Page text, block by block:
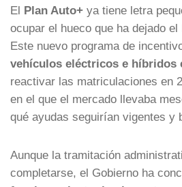
El Plan Auto+ ya tiene letra
ocupar el hueco que ha dejado
Este nuevo programa de
vehículos eléctricos e híbridos
reactivar las matriculaciones en
en el que el mercado llevaba
qué ayudas seguirían vigentes y
Aunque la tramitación
completarse, el Gobierno ha